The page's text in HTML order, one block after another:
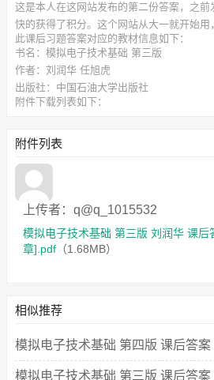
这是本人在这网站发布的第二份答案，之
快的获得了积分。这个网站从大一就开始用
此课后习题答案对应的教材信息如下：
书名：模拟电子技术基础 第三版
作者：刘润华 任旭虎
出版社：中国石油大学出版社
附件下载列表如下：
附件列表
上传者：q@q_1015532
模拟电子技术基础 第三版 刘润华 课后
章].pdf （1.68MB）
相似推荐
模拟电子技术基础 第四版 课后答
模拟电子技术基础 第三版 课后答